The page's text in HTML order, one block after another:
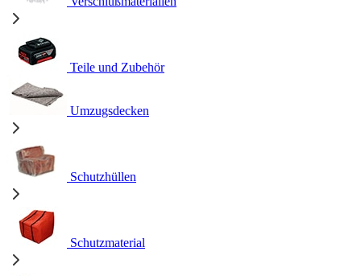
Teile und Zubehör
Umzugsdecken
Schutzhüllen
Schutzmaterial